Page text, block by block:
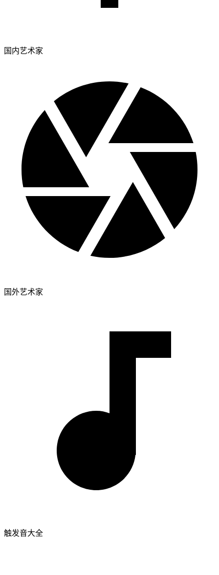
国内艺术家
国外艺术家
触发音大全